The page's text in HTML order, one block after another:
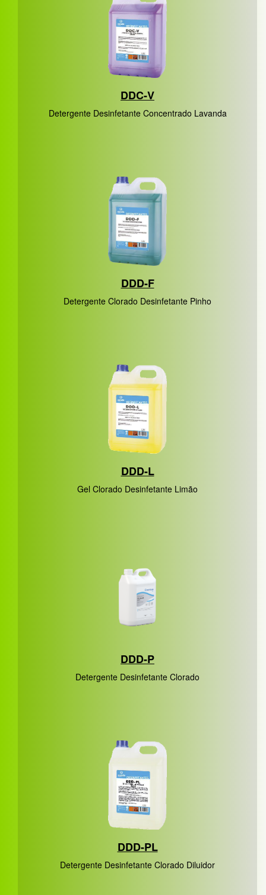
DDC-V
Detergente Desinfetante Concentrado Lavanda
DDD-F
Detergente Clorado Desinfetante Pinho
DDD-L
Gel Clorado Desinfetante Limão
DDD-P
Detergente Desinfetante Clorado
DDD-PL
Detergente Desinfetante Clorado Diluidor